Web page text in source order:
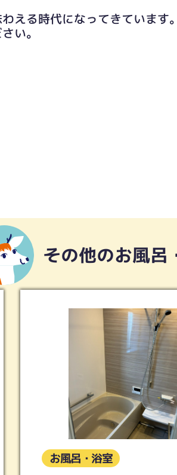
える時代になってきています。
い。
その他のお風呂
お風呂・浴室